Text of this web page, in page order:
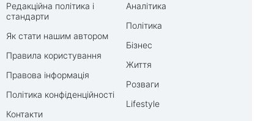
Редакційна політика і
стандарти
Як стати нашим автором
Правила користування
Правова інформація
Політика конфіденційності
Контакти
Аналітика
Політика
Бізнес
Життя
Розваги
Lifestyle